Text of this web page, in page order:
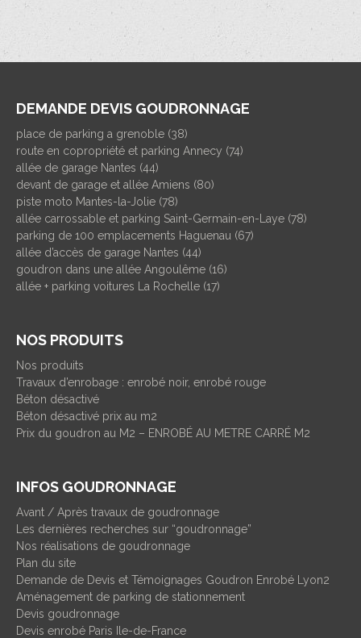
DEMANDE DEVIS GOUDRONNAGE
place de parking a grenoble (38)
route en copropriété et parking Annecy (74)
allée de garage Nantes (44)
devant de garage et allée Amiens (80)
piste moto Mantes-la-Jolie (78)
allée carrossable et parking Saint-Germain-en-Laye (78)
parking de 100 emplacements Haguenau (67)
allée d’accès de garage Nantes (44)
goudron dans une allée Angoulême (16)
allée + parking voitures La Rochelle (17)
NOS PRODUITS
Nos produits
Travaux d’enrobage : enrobé noir, enrobé rouge
Béton désactivé
Béton désactivé prix au m2
Prix du goudron au M2 – ENROBÉ AU METRE CARRÉ M2
INFOS GOUDRONNAGE
Avant / Après travaux de goudronnage
Les dernières recherches sur “goudronnage”
Nos réalisations de goudronnage
Plan du site
Demande de Devis et Témoignages Goudron Enrobé Lyon2
Aménagement de parking de stationnement
Devis goudronnage
Devis enrobé Paris Ile-de-France